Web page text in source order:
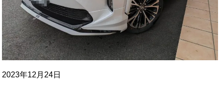
2023年12月24日